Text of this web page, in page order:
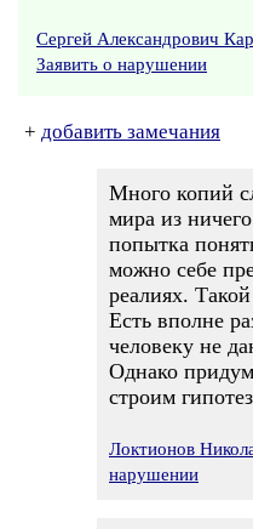
Сергей Александрович
Заявить о нарушении
+ добавить замечания
Много копий
мира из
попытка
можно себе
реалиях.
Есть вполне
человеку не
Однако
строим
Локтионов
нарушении